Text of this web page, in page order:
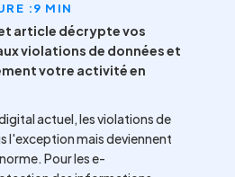
:9 MIN
article décrypte vos
violations de données et
votre activité en
actuel, les violations de
l'exception mais deviennent
Pour les e-